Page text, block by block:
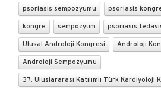
psoriasis sempozyumu psoriasis
kongre sempozyum psoriasis
Ulusal Androloji Kongresi Androloji
Androloji Sempozyumu
37. Uluslararası Katılımlı Türk Kardiyoloji